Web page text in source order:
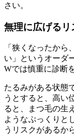
さい。
無理に広げる
「狭くなったから
い」というオーダ
Wでは慎重に診断
たるみがある状態
うとすると、高い
ると、まつ毛の生
ようなぷっくりと
うリスクがあるか